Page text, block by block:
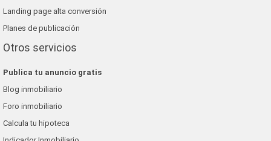
Landing page alta conversión
Planes de publicación
Otros servicios
Publica tu anuncio gratis
Blog inmobiliario
Foro inmobiliario
Calcula tu hipoteca